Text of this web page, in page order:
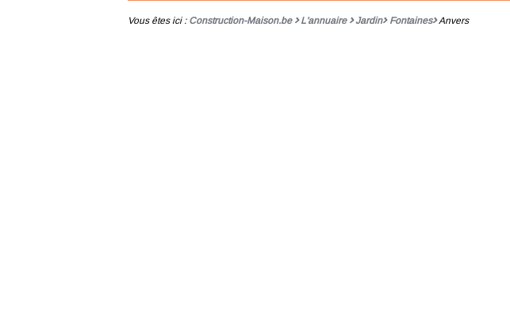
Vous êtes ici : Construction-Maison.be L'annuaire Jardin Fontaines Anvers